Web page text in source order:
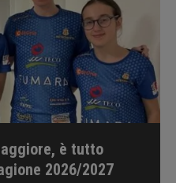
è tutto
2026/2027